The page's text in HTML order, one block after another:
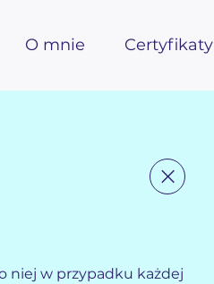
O mnie Certyfikaty
niej w przypadku każdej